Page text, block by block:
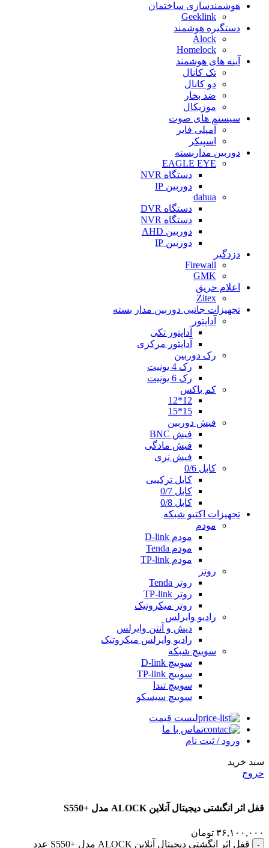
هوشمندسازی ساختمان
Geeklink
دستگیره هوشمند
Alock
Homelock
آینه های هوشمند
تک کانال
دو کانال
ضد بخار
موزیکال
سیستم های صوت
آمپلی فایر
اسپیکر
دوربین مداربسته
EAGLE EYE
دستگاه NVR
دوربین IP
dahua
دستگاه DVR
دستگاه NVR
دوربین AHD
دوربین IP
دزدگیر
Firewall
GMK
اعلام حریق
Zitex
تجهیزات جانبی دوربین مدار بسته
آداپتور
آداپتور تکی
آداپتور مرکزی
رک دوربین
رک 4 یونیت
رک 6 یونیت
کم باکس
12*12
15*15
فیش دوربین
فیش BNC
فیش مادگی
فیش نری
کابل 0/6
کابل ترکیبی
کابل 0/7
کابل 0/8
تجهیزات اکتیو شبکه
مودم
مودم D-link
مودم Tenda
مودم TP-link
روتر
روتر Tenda
روتر TP-link
روتر میکروتیک
رادیو وایرلس
دیش و آنتن وایرلس
رادیو وایرلس میکروتیک
سوییچ شبکه
سوییچ D-link
سوییچ TP-link
سوییچ تندا
سوییچ سیسکو
لیست قیمت
تماس با ما
ورود / ثبت نام
سبد خرید
خروج
قفل اثر انگشتی دیجیتال آنلاین ALOCK مدل +S550
۳۶,۱۰۰,۰۰۰ تومان
قفل اثر انگشتی دیجیتال آنلاین ALOCK مدل +S550 عدد